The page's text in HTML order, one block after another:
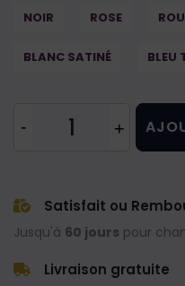
NOIR ROSE
BLANC SATINÉ BLEU
Satisfait ou
Jusqu'à 60 jours pour
Livraison gratuite